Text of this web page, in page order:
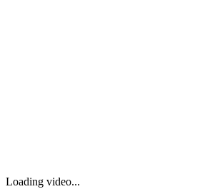
Loading video...